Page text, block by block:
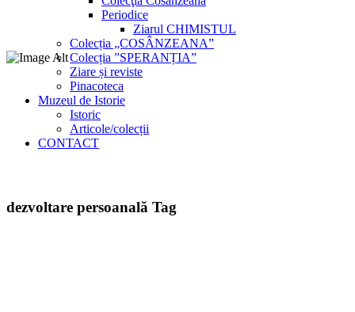
Periodice
Ziarul CHIMISTUL
Colecția „COSÂNZEANA”
Colecția ”SPERANȚIA”
Ziare și reviste
Pinacoteca
Muzeul de Istorie
Istoric
Articole/colecții
CONTACT
dezvoltare persoanală Tag